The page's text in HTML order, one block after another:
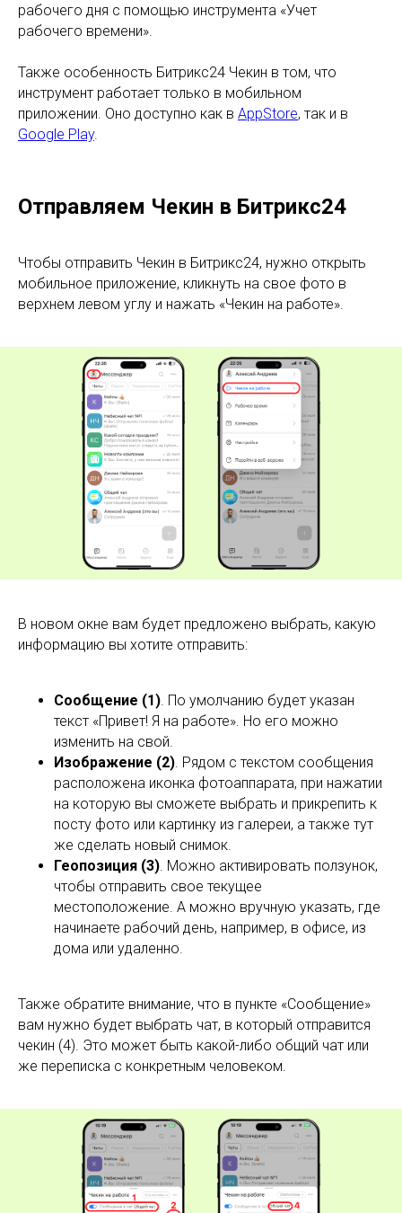
рабочего дня с помощью инструмента «Учет
рабочего времени».
Также особенность Битрикс24 Чекин в том, что
инструмент работает только в мобильном
приложении. Оно доступно как в AppStore, так и в
Google Play.
Отправляем Чекин в Битрикс24
Чтобы отправить Чекин в Битрикс24, нужно открыть
мобильное приложение, кликнуть на свое фото в
верхнем левом углу и нажать «Чекин на работе».
В новом окне вам будет предложено выбрать, какую
информацию вы хотите отправить:
Сообщение (1) . По умолчанию будет указан
текст «Привет! Я на работе». Но его можно
изменить на свой.
Изображение (2) . Рядом с текстом сообщения
расположена иконка фотоаппарата, при нажатии
на которую вы сможете выбрать и прикрепить к
посту фото или картинку из галереи, а также тут
же сделать новый снимок.
Геопозиция (3) . Можно активировать ползунок,
чтобы отправить свое текущее
местоположение. А можно вручную указать, где
начинаете рабочий день, например, в офисе, из
дома или удаленно.
Также обратите внимание, что в пункте «Сообщение»
вам нужно будет выбрать чат, в который отправится
чекин (4). Это может быть какой-либо общий чат или
же переписка с конкретным человеком.